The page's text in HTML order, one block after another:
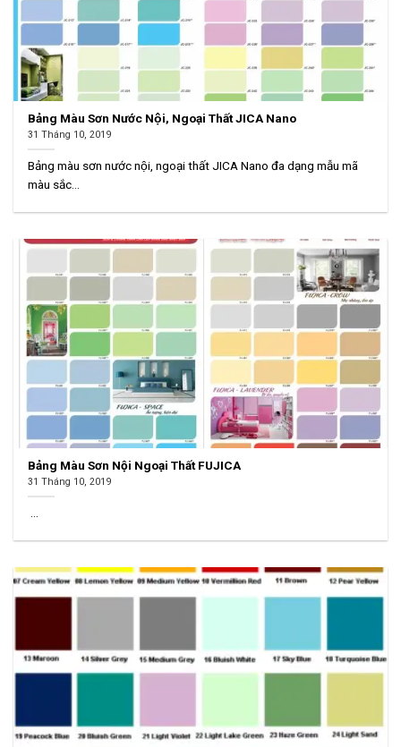
Bảng Màu Sơn Nước Nội, Ngoại Thất JICA Nano
31 Tháng 10, 2019
Bảng màu sơn nước nội, ngoại thất JICA Nano đa dạng mẫu mã
màu sắc...
Bảng Màu Sơn Nội Ngoại Thất FUJICA
31 Tháng 10, 2019